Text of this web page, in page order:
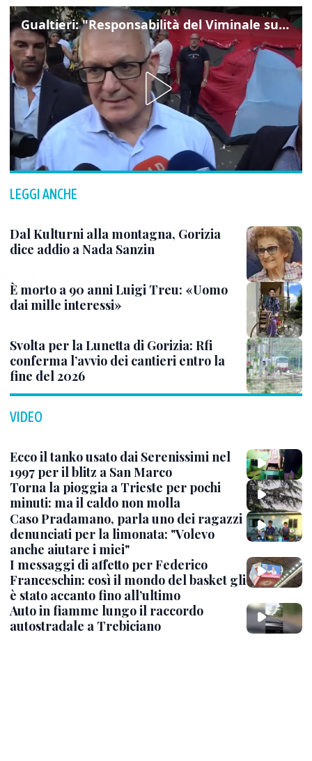
Gualtieri: "Responsabilità del Viminale su Spin Time? La posizione dei partiti è nota"
LEGGI ANCHE
Dal Kulturni alla montagna, Gorizia
dice addio a Nada Sanzin
È morto a 90 anni Luigi Treu: «Uomo
dai mille interessi»
Svolta per la Lunetta di Gorizia: Rfi
conferma l’avvio dei cantieri entro la
fine del 2026
VIDEO
Ecco il tanko usato dai Serenissimi nel
1997 per il blitz a San Marco
Torna la pioggia a Trieste per pochi
minuti: ma il caldo non molla
Caso Pradamano, parla uno dei ragazzi
denunciati per la limonata: "Volevo
anche aiutare i miei"
I messaggi di affetto per Federico
Franceschin: così il mondo del basket gli
è stato accanto fino all’ultimo
Auto in fiamme lungo il raccordo
autostradale a Trebiciano